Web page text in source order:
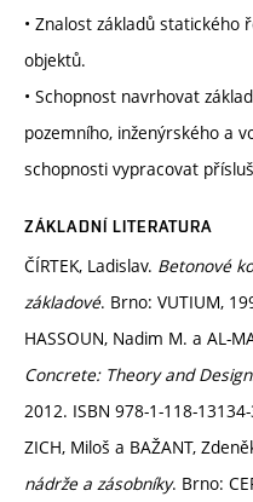
• Znalost základů statického
objektů.
• Schopnost navrhovat
pozemního, inženýrského a
schopnosti vypracovat
ZÁKLADNÍ LITERATURA
ČÍRTEK, Ladislav. Betonové
základové. Brno: VUTIUM,
HASSOUN, Nadim M. a AL-
Concrete: Theory and Design
2012. ISBN 978-1-118-
ZICH, Miloš a BAŽANT,
nádrže a zásobníky. Brno: